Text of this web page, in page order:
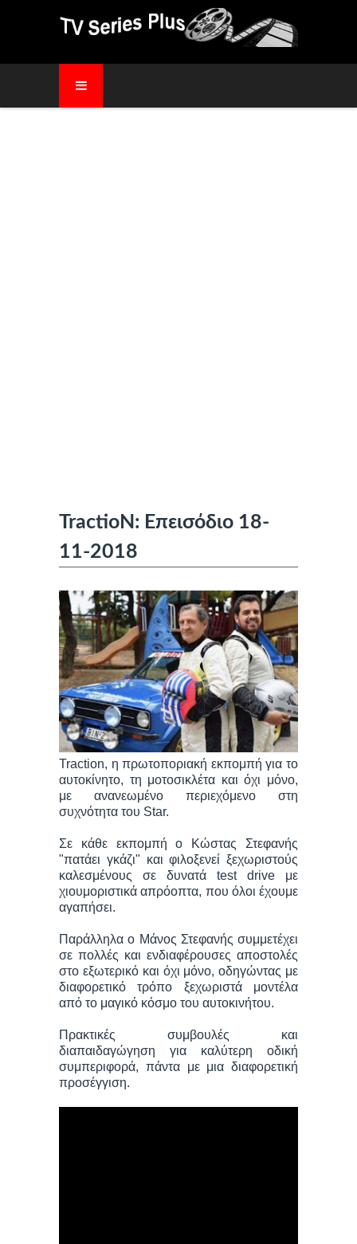
TractioN: Επεισόδιο 18-
11-2018
Traction, η πρωτοποριακή εκπομπή για το
αυτοκίνητο, τη μοτοσικλέτα και όχι μόνο,
με ανανεωμένο περιεχόμενο στη
συχνότητα του Star.
Σε κάθε εκπομπή ο Κώστας Στεφανής
"πατάει γκάζι" και φιλοξενεί ξεχωριστούς
καλεσμένους σε δυνατά test drive με
χιουμοριστικά απρόοπτα, που όλοι έχουμε
αγαπήσει.
Παράλληλα ο Μάνος Στεφανής συμμετέχει
σε πολλές και ενδιαφέρουσες αποστολές
στο εξωτερικό και όχι μόνο, οδηγώντας με
διαφορετικό τρόπο ξεχωριστά μοντέλα
από το μαγικό κόσμο του αυτοκινήτου.
Πρακτικές συμβουλές και
διαπαιδαγώγηση για καλύτερη οδική
συμπεριφορά, πάντα με μια διαφορετική
προσέγγιση.